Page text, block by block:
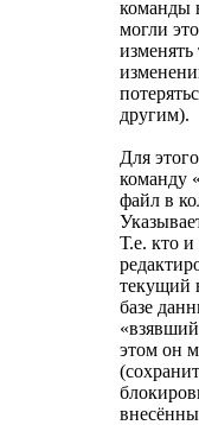
команды
могли
другим).
Для
команду
файл в
Т.е. кто и
текущий
базе
этом он